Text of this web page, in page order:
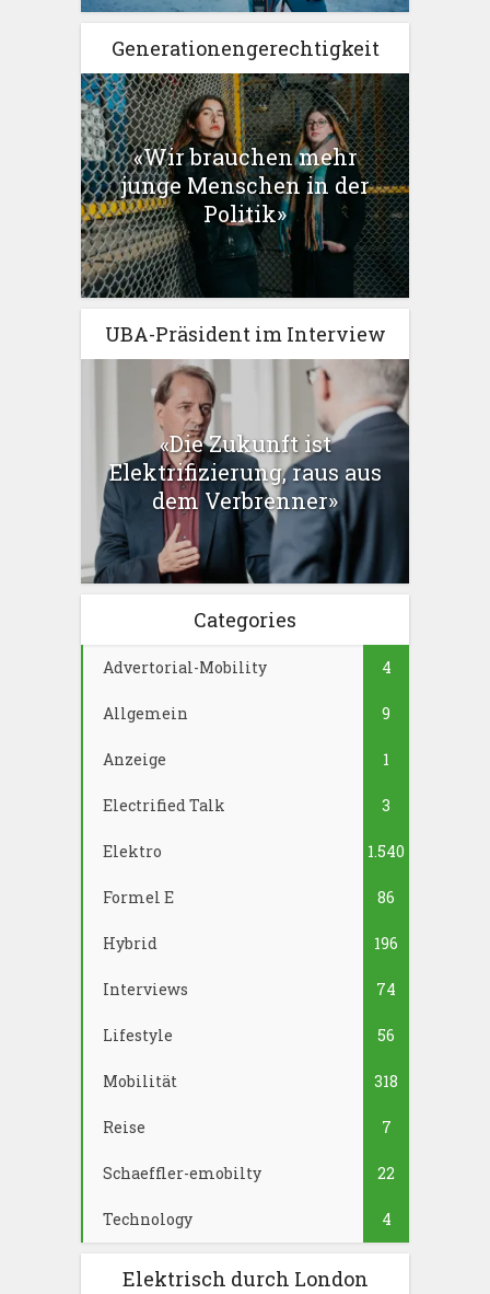
Generationengerechtigkeit
«Wir brauchen mehr
junge Menschen in der
Politik»
UBA-Präsident im Interview
«Die Zukunft ist
Elektrifizierung, raus aus
dem Verbrenner»
Categories
Advertorial-Mobility 4
Allgemein 9
Anzeige 1
Electrified Talk 3
Elektro 1.540
Formel E 86
Hybrid 196
Interviews 74
Lifestyle 56
Mobilität 318
Reise 7
Schaeffler-emobilty 22
Technology 4
Elektrisch durch London